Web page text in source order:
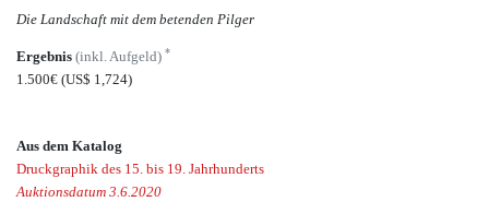
Die Landschaft mit dem betenden Pilger
Ergebnis (inkl. Aufgeld) *
1.500€ (US$ 1,724)
Aus dem Katalog
Druckgraphik des 15. bis 19. Jahrhunderts
Auktionsdatum 3.6.2020